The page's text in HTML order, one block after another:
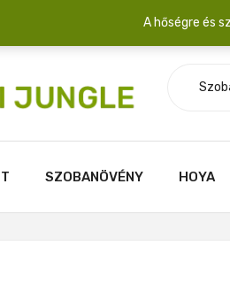
Ft/csomag átlagosan 3-5 növény fér egy
SZOBANÖVÉNY HOYA
A hőségre és